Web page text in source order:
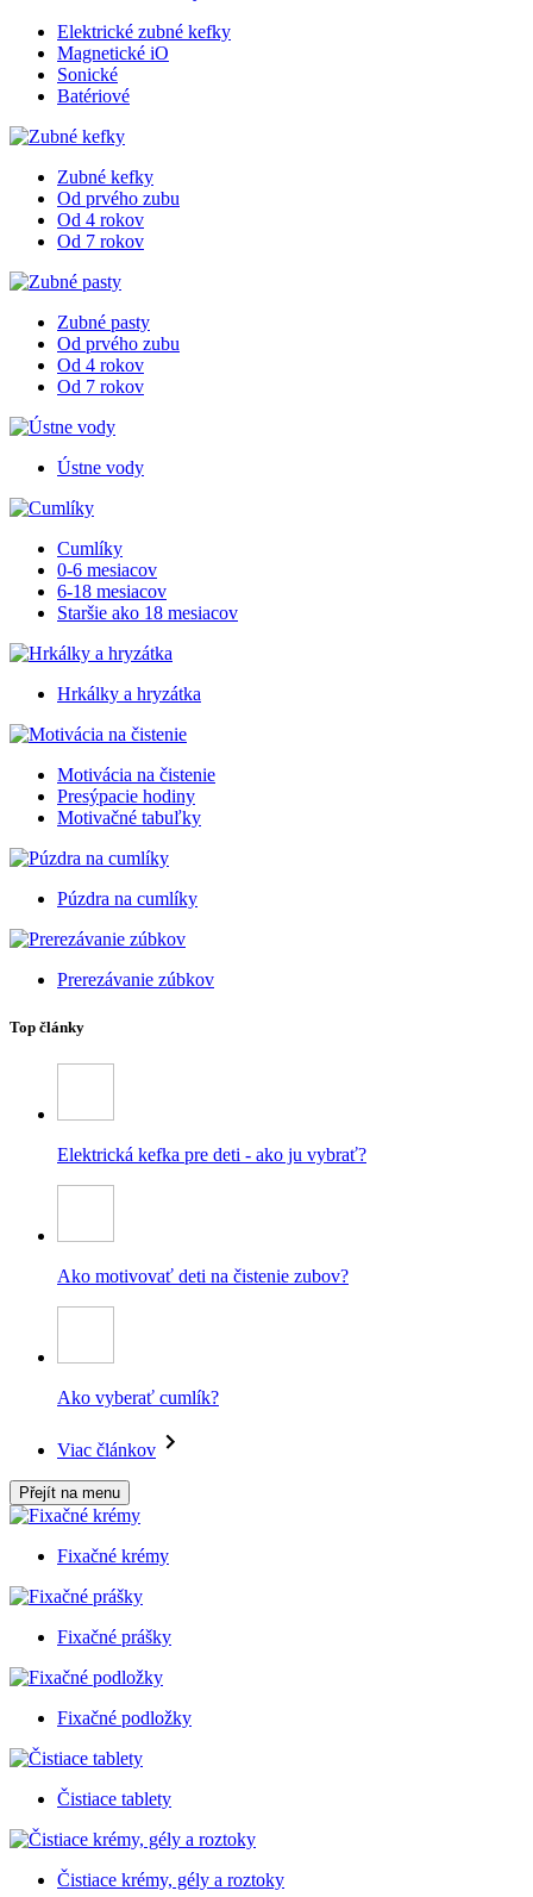
Elektrické zubné kefky
Magnetické iO
Sonické
Batériové
Zubné kefky
Od prvého zubu
Od 4 rokov
Od 7 rokov
Zubné pasty
Od prvého zubu
Od 4 rokov
Od 7 rokov
Ústne vody
Cumlíky
0-6 mesiacov
6-18 mesiacov
Staršie ako 18 mesiacov
Hrkálky a hryzátka
Motivácia na čistenie
Presýpacie hodiny
Motivačné tabuľky
Púzdra na cumlíky
Prerezávanie zúbkov
Top články
Elektrická kefka pre deti - ako ju vybrať?
Ako motivovať deti na čistenie zubov?
Ako vyberať cumlík?
Viac článkov
Přejít na menu
Fixačné krémy
Fixačné prášky
Fixačné podložky
Čistiace tablety
Čistiace krémy, gély a roztoky